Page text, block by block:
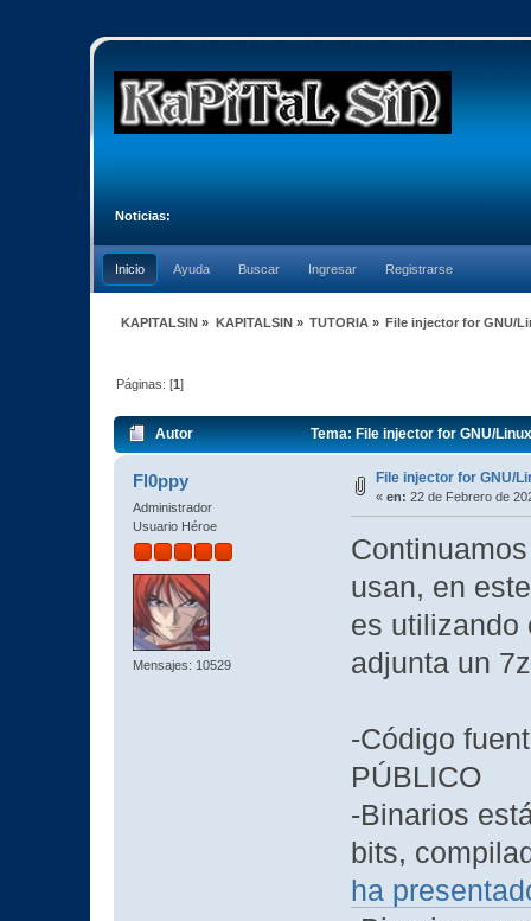
Noticias:
Inicio Ayuda Buscar Ingresar Registrarse
KAPITALSIN » KAPITALSIN» TUTORIA» File injector for GNU/
Páginas: [1]
Autor Tema: File injector for GNU/
Fl0ppy
Administrador
Usuario Héroe
Mensajes: 10529
File injector for GNU/
« en: 22 de Febrero de
usan, en
es utilizando
adjunta un
-Código
PÚBLICO
-Binarios
bits,
ha